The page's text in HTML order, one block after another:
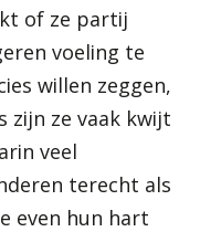
of ze partij
voeling te
willen zeggen,
zijn ze vaak kwijt
veel
terecht als
even hun hart